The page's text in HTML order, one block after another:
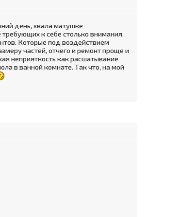
день, хвала матушке
к себе столько внимания,
Которые под воздействием
частей, отчего и ремонт проще и
неприятность как расшатывание
в ванной комнате. Так что, на мой